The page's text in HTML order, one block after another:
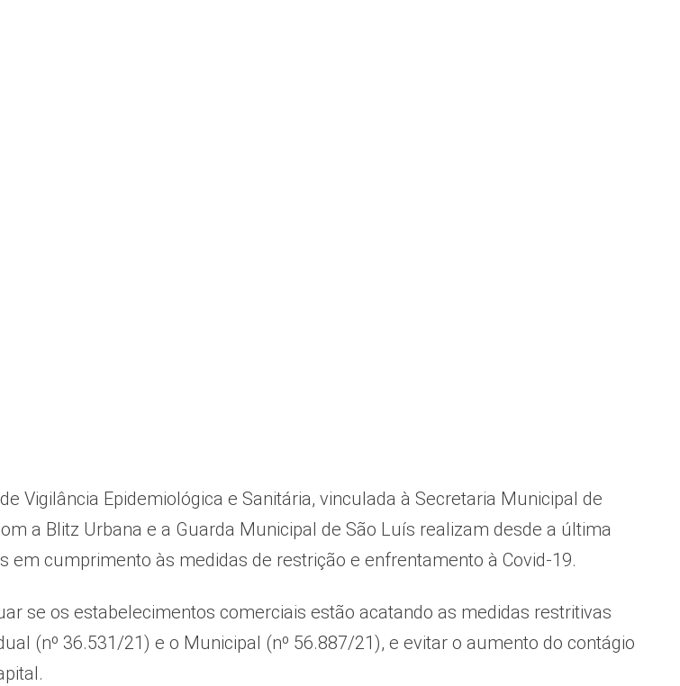
Vigilância Epidemiológica e Sanitária, vinculada à Secretaria Municipal de
a Blitz Urbana e a Guarda Municipal de São Luís realizam desde a última
em cumprimento às medidas de restrição e enfrentamento à Covid-19.
se os estabelecimentos comerciais estão acatando as medidas restritivas
(nº 36.531/21) e o Municipal (nº 56.887/21), e evitar o aumento do contágio